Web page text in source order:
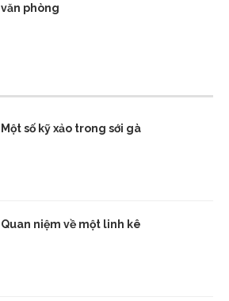
văn phòng
Một số kỹ xảo trong sới gà
Quan niệm về một linh kê